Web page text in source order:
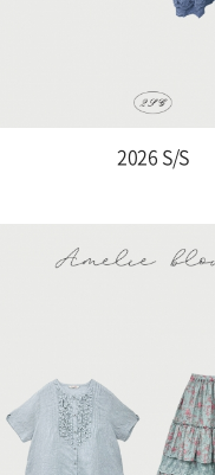
2026 S/S